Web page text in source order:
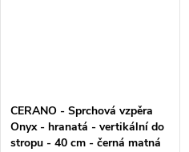
CERANO - Sprchová vzpěra
Onyx - hranatá - vertikální do
stropu - 40 cm - černá matná